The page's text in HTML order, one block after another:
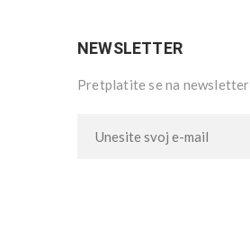
NEWSLETTER
Pretplatite se na newsletter